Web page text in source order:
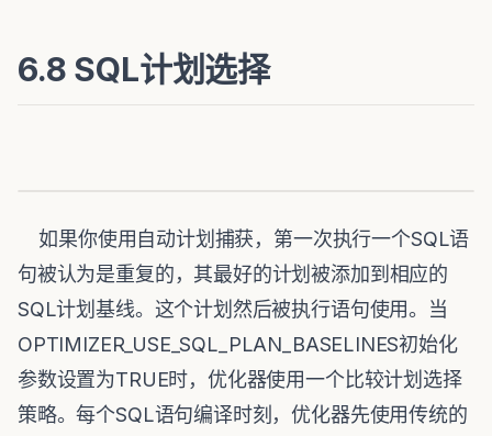
6.8 SQL计划选择
如果你使用自动计划捕获，第一次执行一个SQL语
句被认为是重复的，其最好的计划被添加到相应的
SQL计划基线。这个计划然后被执行语句使用。当
OPTIMIZER_USE_SQL_PLAN_BASELINES初始化
参数设置为TRUE时，优化器使用一个比较计划选择
策略。每个SQL语句编译时刻，优化器先使用传统的